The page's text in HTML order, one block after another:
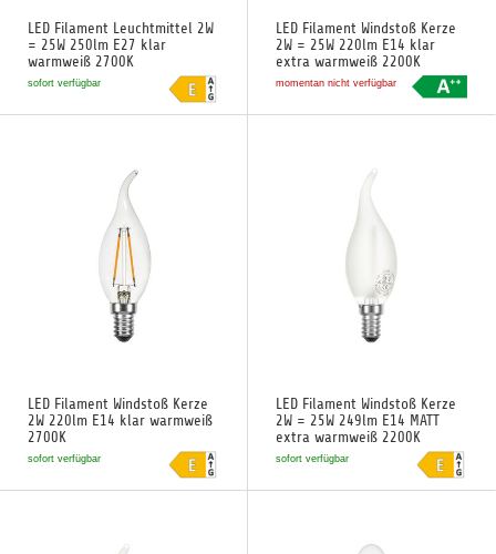
LED Filament Leuchtmittel 2W
= 25W 250lm E27 klar
warmweiß 2700K
sofort verfügbar
LED Filament Windstoß Kerze
2W = 25W 220lm E14 klar
extra warmweiß 2200K
momentan nicht verfügbar
LED Filament Windstoß Kerze
2W 220lm E14 klar warmweiß
2700K
sofort verfügbar
LED Filament Windstoß Kerze
2W = 25W 249lm E14 MATT
extra warmweiß 2200K
sofort verfügbar